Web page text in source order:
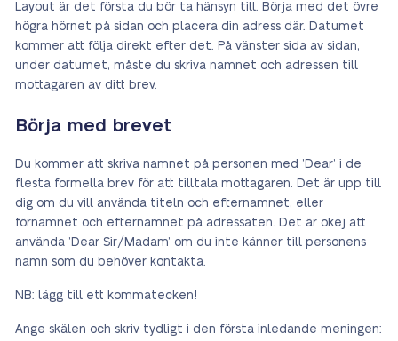
Layout är det första du bör ta hänsyn till. Börja med det övre
högra hörnet på sidan och placera din adress där. Datumet
kommer att följa direkt efter det. På vänster sida av sidan,
under datumet, måste du skriva namnet och adressen till
mottagaren av ditt brev.
Börja med brevet
Du kommer att skriva namnet på personen med ’Dear’ i de
flesta formella brev för att tilltala mottagaren. Det är upp till
dig om du vill använda titeln och efternamnet, eller
förnamnet och efternamnet på adressaten. Det är okej att
använda ’Dear Sir/Madam’ om du inte känner till personens
namn som du behöver kontakta.
NB: lägg till ett kommatecken!
Ange skälen och skriv tydligt i den första inledande meningen: